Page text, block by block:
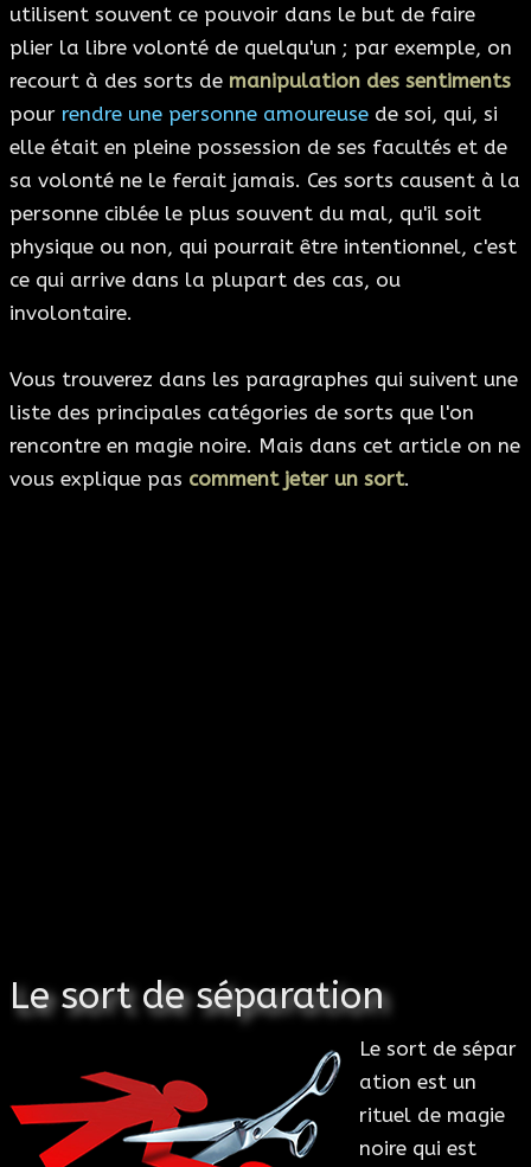
utilisent souvent ce pouvoir dans le but de faire
plier la libre volonté de quelqu'un ; par exemple, on
recourt à des sorts de manipulation des sentiments
pour rendre une personne amoureuse de soi, qui, si
elle était en pleine possession de ses facultés et de
sa volonté ne le ferait jamais. Ces sorts causent à la
personne ciblée le plus souvent du mal, qu'il soit
physique ou non, qui pourrait être intentionnel, c'est
ce qui arrive dans la plupart des cas, ou
involontaire.
Vous trouverez dans les paragraphes qui suivent une
liste des principales catégories de sorts que l'on
rencontre en magie noire. Mais dans cet article on ne
vous explique pas comment jeter un sort.
Le sort de séparation
Le sort de sépar
ation est un
rituel de magie
noire qui est